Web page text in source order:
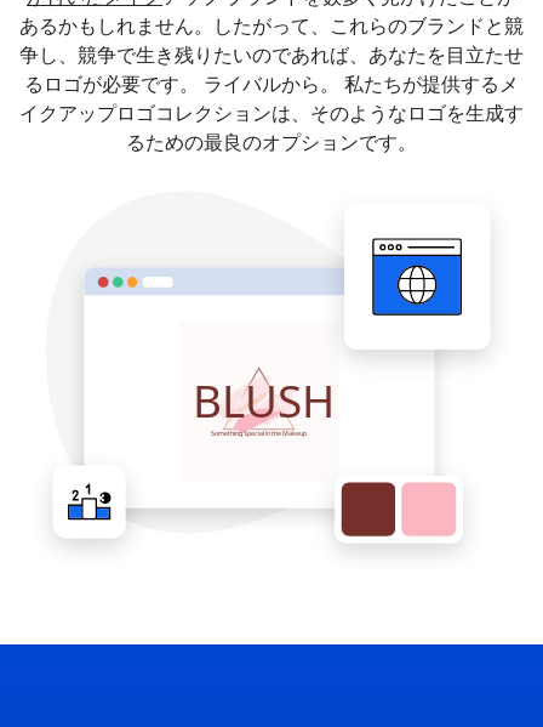
あるかもしれません。したがって、これらのブランドと競
争し、競争で生き残りたいのであれば、あなたを目立たせ
るロゴが必要です。 ライバルから。 私たちが提供するメ
イクアップロゴコレクションは、そのようなロゴを生成す
るための最良のオプションです。